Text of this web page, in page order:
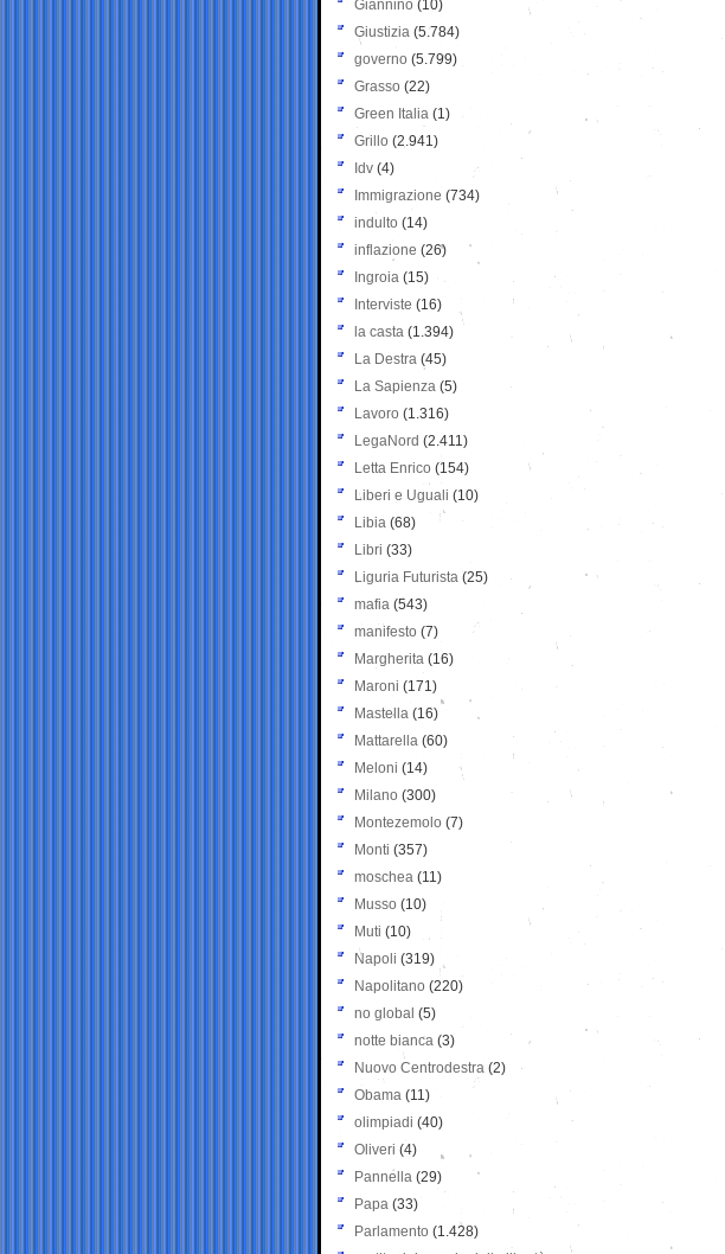
Giannino (10)
Giustizia (5.784)
governo (5.799)
Grasso (22)
Green Italia (1)
Grillo (2.941)
Idv (4)
Immigrazione (734)
indulto (14)
inflazione (26)
Ingroia (15)
Interviste (16)
la casta (1.394)
La Destra (45)
La Sapienza (5)
Lavoro (1.316)
LegaNord (2.411)
Letta Enrico (154)
Liberi e Uguali (10)
Libia (68)
Libri (33)
Liguria Futurista (25)
mafia (543)
manifesto (7)
Margherita (16)
Maroni (171)
Mastella (16)
Mattarella (60)
Meloni (14)
Milano (300)
Montezemolo (7)
Monti (357)
moschea (11)
Musso (10)
Muti (10)
Napoli (319)
Napolitano (220)
no global (5)
notte bianca (3)
Nuovo Centrodestra (2)
Obama (11)
olimpiadi (40)
Oliveri (4)
Pannella (29)
Papa (33)
Parlamento (1.428)